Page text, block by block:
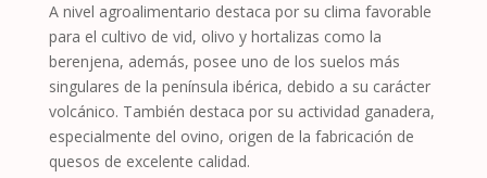
A nivel agroalimentario destaca por su clima favorable
para el cultivo de vid, olivo y hortalizas como la
berenjena, además, posee uno de los suelos más
singulares de la península ibérica, debido a su carácter
volcánico. También destaca por su actividad ganadera,
especialmente del ovino, origen de la fabricación de
quesos de excelente calidad.